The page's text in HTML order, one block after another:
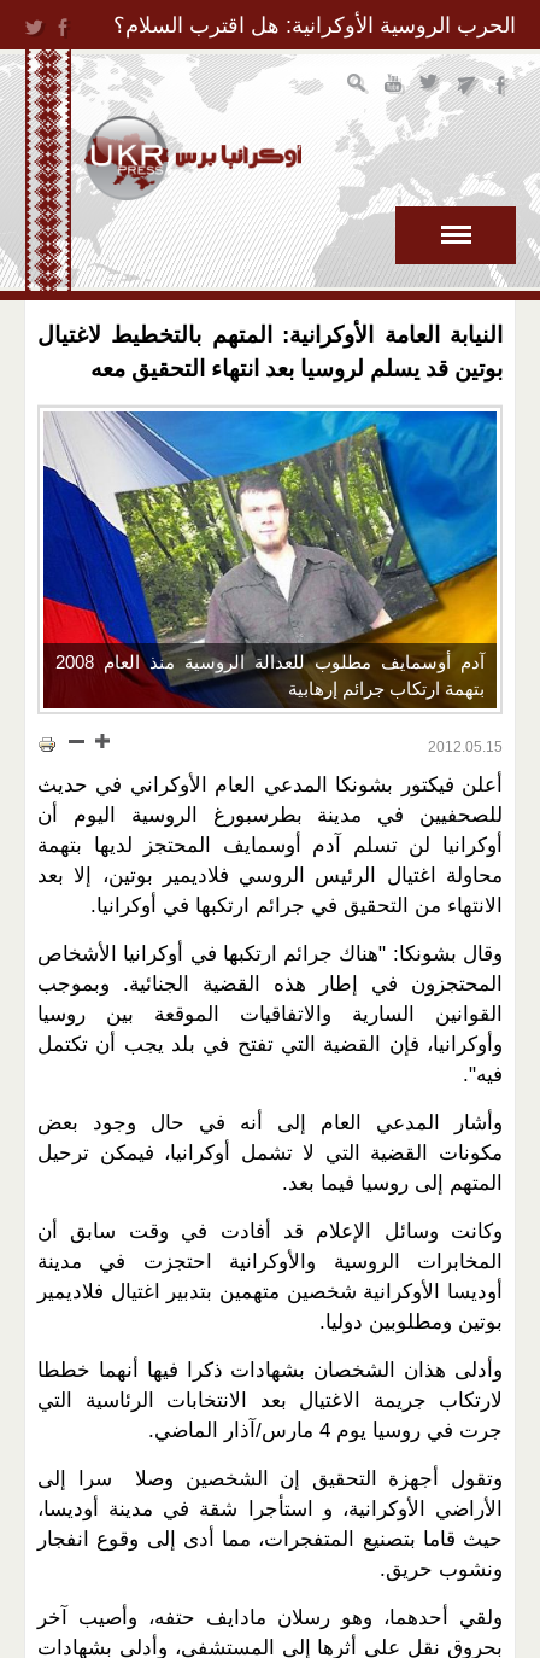
Jump to Navigation
الحرب الروسية الأوكرانية: هل اقترب السلام؟
النيابة العامة الأوكرانية: المتهم بالتخطيط لاغتيال
بوتين قد يسلم لروسيا بعد انتهاء التحقيق معه
آدم أوسمايف مطلوب للعدالة الروسية منذ العام 2008
بتهمة ارتكاب جرائم إرهابية
2012.05.15
أعلن فيكتور بشونكا المدعي العام الأوكراني في حديث
للصحفيين في مدينة بطرسبورغ الروسية اليوم أن
أوكرانيا لن تسلم آدم أوسمايف المحتجز لديها بتهمة
محاولة اغتيال الرئيس الروسي فلاديمير بوتين، إلا بعد
الانتهاء من التحقيق في جرائم ارتكبها في أوكرانيا.
وقال بشونكا: "هناك جرائم ارتكبها في أوكرانيا الأشخاص
المحتجزون في إطار هذه القضية الجنائية. وبموجب
القوانين السارية والاتفاقيات الموقعة بين روسيا
وأوكرانيا، فإن القضية التي تفتح في بلد يجب أن تكتمل
فيه".
وأشار المدعي العام إلى أنه في حال وجود بعض
مكونات القضية التي لا تشمل أوكرانيا، فيمكن ترحيل
المتهم إلى روسيا فيما بعد.
وكانت وسائل الإعلام قد أفادت في وقت سابق أن
المخابرات الروسية والأوكرانية احتجزت في مدينة
أوديسا الأوكرانية شخصين متهمين بتدبير اغتيال فلاديمير
بوتين ومطلوبين دوليا.
وأدلى هذان الشخصان بشهادات ذكرا فيها أنهما خططا
لارتكاب جريمة الاغتيال بعد الانتخابات الرئاسية التي
جرت في روسيا يوم 4 مارس/آذار الماضي
.
وتقول أجهزة التحقيق إن الشخصين وصلا سرا إلى
الأراضي الأوكرانية، و استأجرا شقة في مدينة أوديسا،
حيث قاما بتصنيع المتفجرات، مما أدى إلى وقوع انفجار
ونشوب حريق.
ولقي أحدهما، وهو رسلان مادايف حتفه، وأصيب آخر
بحروق نقل على أثرها إلى المستشفى، وأدلى بشهادات